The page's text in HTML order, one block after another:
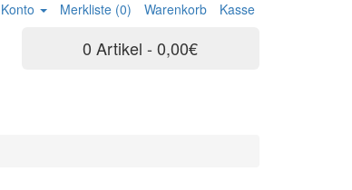
Merkliste (0) Warenkorb Kasse
0 Artikel - 0,00€